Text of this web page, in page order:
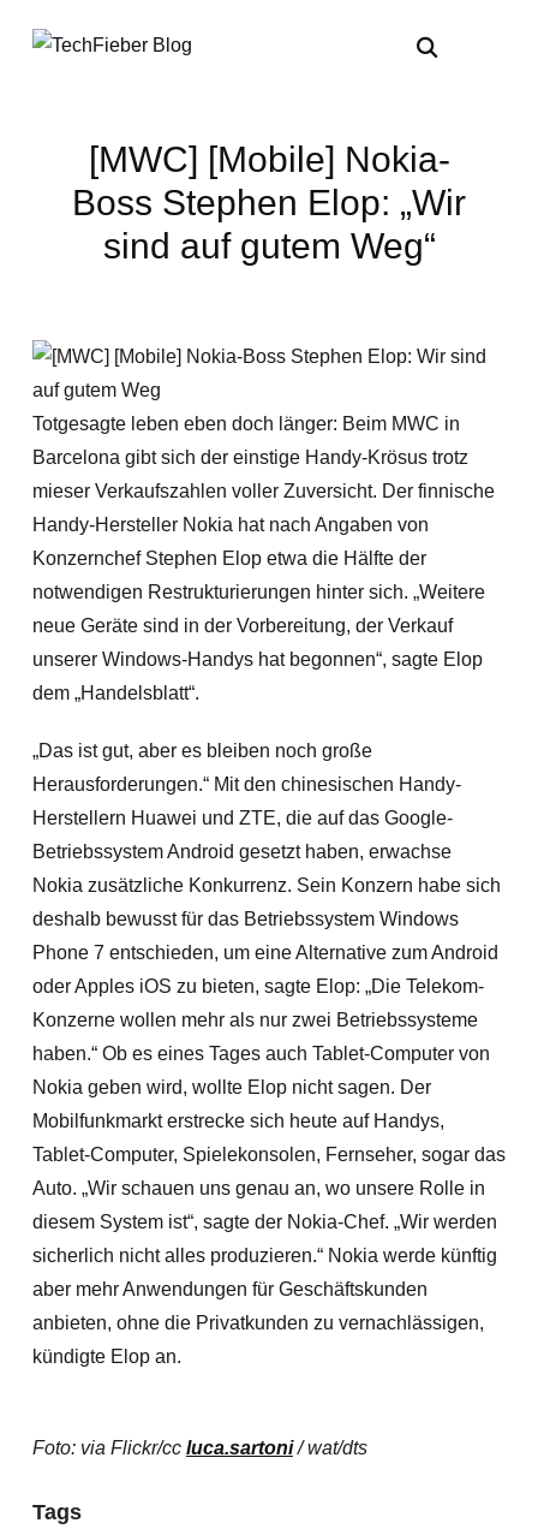
[MWC] [Mobile] Nokia-
Boss Stephen Elop: „Wir
sind auf gutem Weg“
Totgesagte leben eben doch länger: Beim MWC in
Barcelona gibt sich der einstige Handy-Krösus trotz
mieser Verkaufszahlen voller Zuversicht. Der finnische
Handy-Hersteller Nokia hat nach Angaben von
Konzernchef Stephen Elop etwa die Hälfte der
notwendigen Restrukturierungen hinter sich. „Weitere
neue Geräte sind in der Vorbereitung, der Verkauf
unserer Windows-Handys hat begonnen“, sagte Elop
dem „Handelsblatt“.
„Das ist gut, aber es bleiben noch große
Herausforderungen.“ Mit den chinesischen Handy-
Herstellern Huawei und ZTE, die auf das Google-
Betriebssystem Android gesetzt haben, erwachse
Nokia zusätzliche Konkurrenz. Sein Konzern habe sich
deshalb bewusst für das Betriebssystem Windows
Phone 7 entschieden, um eine Alternative zum Android
oder Apples iOS zu bieten, sagte Elop: „Die Telekom-
Konzerne wollen mehr als nur zwei Betriebssysteme
haben.“ Ob es eines Tages auch Tablet-Computer von
Nokia geben wird, wollte Elop nicht sagen. Der
Mobilfunkmarkt erstrecke sich heute auf Handys,
Tablet-Computer, Spielekonsolen, Fernseher, sogar das
Auto. „Wir schauen uns genau an, wo unsere Rolle in
diesem System ist“, sagte der Nokia-Chef. „Wir werden
sicherlich nicht alles produzieren.“ Nokia werde künftig
aber mehr Anwendungen für Geschäftskunden
anbieten, ohne die Privatkunden zu vernachlässigen,
kündigte Elop an.
Foto: via Flickr/cc luca.sartoni/wat/dts
Tags